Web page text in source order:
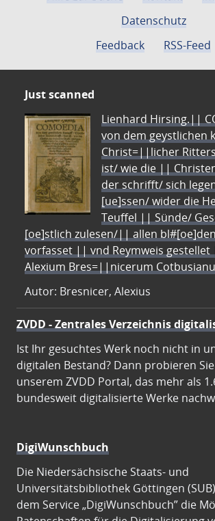
Datenschutz
Feedback
RSS-Feed
Just scanned
Lienhard Hirsing.||
von dem geystlichen
Christ=||licher
ist/ wie die ||
der schrifft/ sich
[ue]ssen/ wider die
Teuffel || Sünde/
[oe]stlich zulesen/|| allen
vorfasset || vnd Reymweis
Alexium Bres=||nicerum
Autor: Bresnicer, Alexius
ZVDD - Zentrales Verzeichnis
Ist Ihr gesuchtes Werk noch nicht in
digitalen Bestand? Dann probieren
unserem ZVDD Portal, das mehr als
bundesweit digitalisierte Werke
DigiWunschbuch
Die Niedersächsische Staats- und
Universitätsbibliothek Göttingen
dem Service „DigiWunschbuch” die